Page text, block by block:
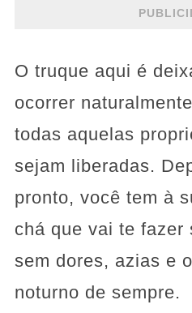
O truque aqui é
ocorrer
todas aquelas
sejam liberadas.
pronto, você tem à
chá que vai te fazer
sem dores, azias e
noturno de sempre.